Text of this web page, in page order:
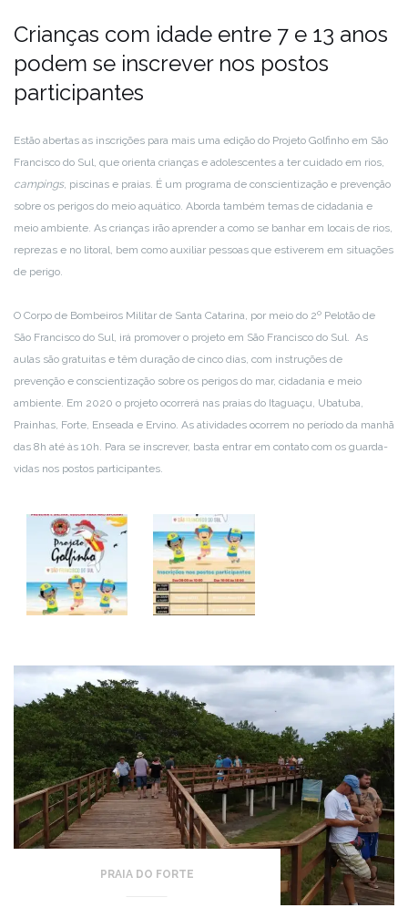
Crianças com idade entre 7 e 13 anos
podem se inscrever nos postos
participantes
Estão abertas as inscrições para mais uma edição do Projeto Golfinho em São
Francisco do Sul, que orienta crianças e adolescentes a ter cuidado em rios,
campings, piscinas e praias. É um programa de conscientização e prevenção
sobre os perigos do meio aquático. Aborda também temas de cidadania e
meio ambiente. As crianças irão aprender a como se banhar em locais de rios,
reprezas e no litoral, bem como auxiliar pessoas que estiverem em situações
de perigo.
O Corpo de Bombeiros Militar de Santa Catarina, por meio do 2º Pelotão de
São Francisco do Sul, irá promover o projeto em São Francisco do Sul. As
aulas são gratuitas e têm duração de cinco dias, com instruções de
prevenção e conscientização sobre os perigos do mar, cidadania e meio
ambiente. Em 2020 o projeto ocorrerá nas praias do Itaguaçu, Ubatuba,
Prainhas, Forte, Enseada e Ervino. As atividades ocorrem no período da manhã
das 8h até às 10h. Para se inscrever, basta entrar em contato com os guarda-
vidas nos postos participantes.
PRAIA DO FORTE